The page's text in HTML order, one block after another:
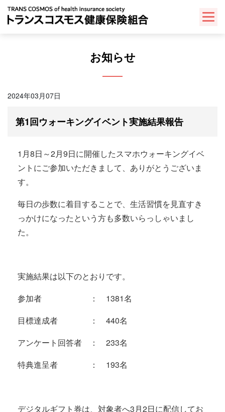
Skip
お知らせ
2024年03月07日
第1回ウォーキングイベント実施結果報告
1月8日～2月9日に開催したスマホウォーキングイベ
ントにご参加いただきまして、ありがとうございま
す。
毎日の歩数に着目することで、生活習慣を見直すき
っかけになったという方も多数いらっしゃいまし
た。
実施結果は以下のとおりです。
参加者 ： 1381名
目標達成者 ： 440名
アンケート回答者 ： 233名
特典進呈者 ： 193名
デジタルギフト券は、対象者へ3月2日に配信してお